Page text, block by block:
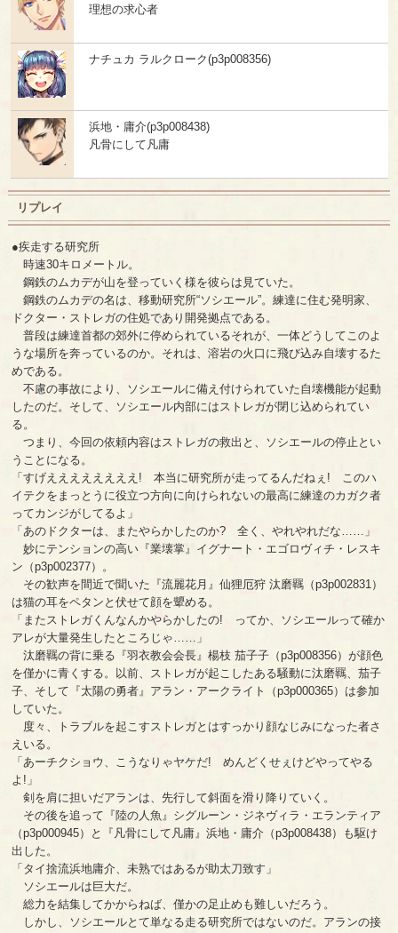
理想の求心者
ナチュカ ラルクローク(p3p008356)
浜地・庸介(p3p008438)
凡骨にして凡庸
リプレイ
●疾走する研究所
時速30キロメートル。
鋼鉄のムカデが山を登っていく様を彼らは見ていた。
鋼鉄のムカデの名は、移動研究所“ソシエール”。練達に住む発明家、
ドクター・ストレガの住処であり開発拠点である。
普段は練達首都の郊外に停められているそれが、一体どうしてこのよ
うな場所を奔っているのか。それは、溶岩の火口に飛び込み自壊するた
めである。
不慮の事故により、ソシエールに備え付けられていた自壊機能が起動
したのだ。そして、ソシエール内部にはストレガが閉じ込められてい
る。
つまり、今回の依頼内容はストレガの救出と、ソシエールの停止とい
うことになる。
「すげええええええええ! 本当に研究所が走ってるんだねぇ! このハ
イテクをまっとうに役立つ方向に向けられないの最高に練達のカガク者
ってカンジがしてるよ」
「あのドクターは、またやらかしたのか? 全く、やれやれだな……」
妙にテンションの高い『業壊掌』イグナート・エゴロヴィチ・レスキ
ン（p3p002377）。
その歓声を間近で聞いた『流麗花月』仙狸厄狩 汰磨羈（p3p002831）
は猫の耳をペタンと伏せて顔を顰める。
「またストレガくんなんかやらかしたの! ってか、ソシエールって確か
アレが大量発生したところじゃ……」
汰磨羈の背に乗る『羽衣教会会長』楊枝 茄子子（p3p008356）が顔色
を僅かに青くする。以前、ストレガが起こしたある騒動に汰磨羈、茄子
子、そして『太陽の勇者』アラン・アークライト（p3p000365）は参加
していた。
度々、トラブルを起こすストレガとはすっかり顔なじみになった者さ
えいる。
「あーチクショウ、こうなりゃヤケだ! めんどくせぇけどやってやる
よ!」
剣を肩に担いだアランは、先行して斜面を滑り降りていく。
その後を追って『陸の人魚』シグルーン・ジネヴィラ・エランティア
（p3p000945）と『凡骨にして凡庸』浜地・庸介（p3p008438）も駆け
出した。
「タイ捨流浜地庸介、未熟ではあるが助太刀致す」
ソシエールは巨大だ。
総力を結集してかからねば、僅かの足止めも難しいだろう。
しかし、ソシエールとて単なる走る研究所ではないのだ。アランの接